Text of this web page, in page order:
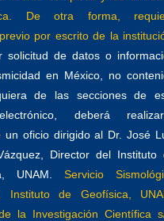
De otra forma,
por escrito de la
solicitud de datos o
en México, no
de las secciones de
deberá
un oficio dirigido al Dr. José
Director del Instituto
UNAM.
Servicio
Instituto de Geofísica,
la Investigación Científica s/